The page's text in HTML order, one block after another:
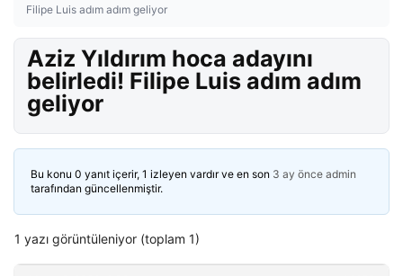
Filipe Luis adım adım geliyor
Aziz Yıldırım hoca adayını
belirledi! Filipe Luis adım adım
geliyor
Bu konu 0 yanıt içerir, 1 izleyen vardır ve en son 3 ay önce admin
tarafından güncellenmiştir.
1 yazı görüntüleniyor (toplam 1)